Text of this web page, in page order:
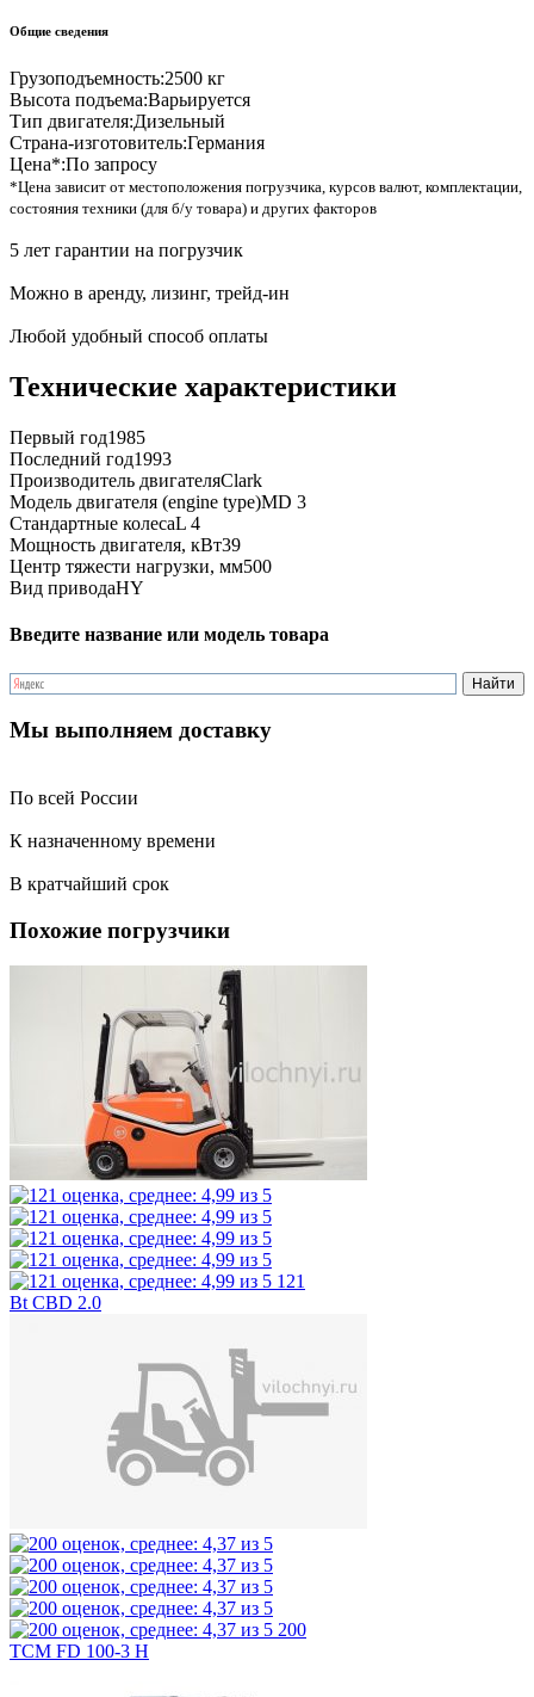
Общие сведения
Грузоподъемность:2500 кг
Высота подъема:Варьируется
Тип двигателя:Дизельный
Страна-изготовитель:Германия
Цена*:По запросу
*Цена зависит от местоположения погрузчика, курсов валют, комплектации,
состояния техники (для б/у товара) и других факторов
5 лет гарантии на погрузчик
Можно в аренду, лизинг, трейд-ин
Любой удобный способ оплаты
Технические характеристики
Первый год1985
Последний год1993
Производитель двигателяClark
Модель двигателя (engine type)MD 3
Стандартные колесаL 4
Мощность двигателя, кВт39
Центр тяжести нагрузки, мм500
Вид приводаHY
Введите название или модель товара
Мы выполняем доставку
По всей России
К назначенному времени
В кратчайший срок
Похожие погрузчики
121
Bt CBD 2.0
200
TCM FD 100-3 H